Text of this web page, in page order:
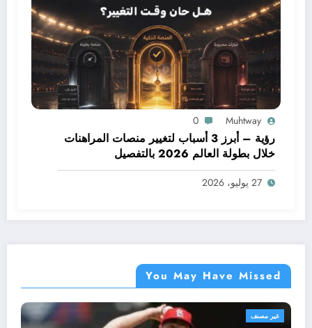
Muhtway
0
رؤية – أبرز 3 أسباب لتغيير منصات المراهنات
خلال بطولة العالم 2026 بالتفصيل
27 يوليو، 2026
You May Have Missed
غير مصنف